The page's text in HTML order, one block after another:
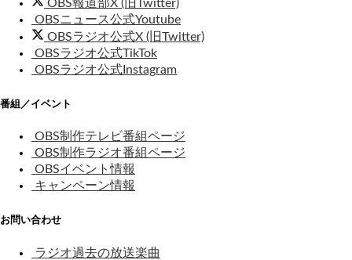
OBS報道部X (旧Twitter)
OBSニュース公式Youtube
OBSラジオ公式X (旧Twitter)
OBSラジオ公式TikTok
OBSラジオ公式Instagram
番組／イベント
OBS制作テレビ番組ページ
OBS制作ラジオ番組ページ
OBSイベント情報
キャンペーン情報
お問い合わせ
ラジオ過去の放送楽曲